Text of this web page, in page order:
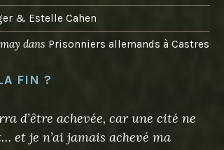
& Estelle Cahen
dans Prisonniers allemands à Castres
FIN ?
d’être achevée, car une cité ne
et je n’ai jamais achevé ma